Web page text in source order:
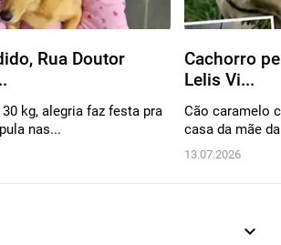
Rua Doutor
kg, alegria faz festa pra
nas...
Cachorro
Lelis Vi...
Cão caramelo
casa da mãe
13.07.2026
expand_more